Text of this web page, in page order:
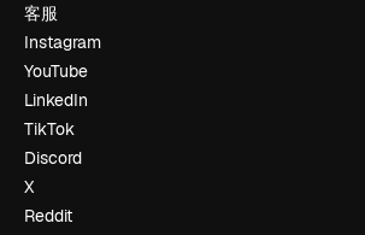
客服
Instagram
YouTube
LinkedIn
TikTok
Discord
X
Reddit